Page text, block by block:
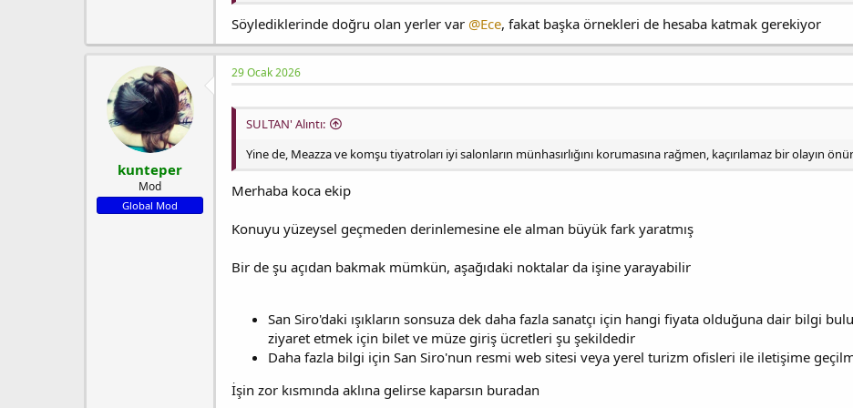
Söylediklerinde doğru olan yerler var @Ece, fakat başka örnekleri de hesaba katmak gerekiyor
kunteper
Mod
Global Mod
29 Ocak 2026
SULTAN' Alıntı:
Yine de, Meazza ve komşu tiyatroları iyi salonların münhasırlığını korumasına rağmen, kaçırılamaz bir olayın
Merhaba koca ekip
Konuyu yüzeysel geçmeden derinlemesine ele alman büyük fark yaratmış
Bir de şu açıdan bakmak mümkün, aşağıdaki noktalar da işine yarayabilir
San Siro'daki ışıkların sonsuza dek daha fazla sanatçı için hangi fiyata olduğuna dair bilgi
ziyaret etmek için bilet ve müze giriş ücretleri şu şekildedir
Daha fazla bilgi için San Siro'nun resmi web sitesi veya yerel turizm ofisleri ile iletişime
İşin zor kısmında aklına gelirse kaparsın buradan